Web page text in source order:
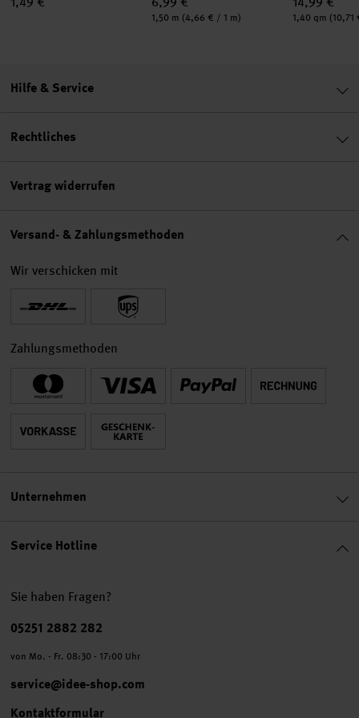
Inhalt:
1,50 m (4,66 € / 1 m) Inhalt:
1,40 qm (10,71
Service Hotline
Sie haben Fragen?
Telefonnummer
05251 2882 282
von Mo. - Fr. 08:30 - 17:00 Uhr
service@idee-shop.com
Kontaktformular
Hilfe & Service
Rechtliches
Vertrag widerrufen
Versand- & Zahlungsmethoden
Wir verschicken mit
Zahlungsmethoden
Unternehmen